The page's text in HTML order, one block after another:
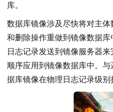
库。
数据库镜像涉及尽快将对主
和删除操作重做到镜像数据
日志记录发送到镜像服务器
顺序应用到镜像数据库中。
据库镜像在物理日志记录级别